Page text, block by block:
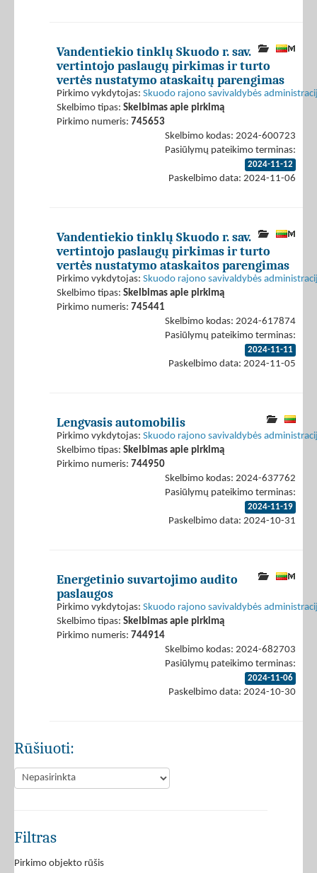
Vandentiekio tinklų Skuodo r. sav.
vertintojo paslaugų pirkimas ir turto
vertės nustatymo ataskaitų parengimas
Pirkimo vykdytojas: Skuodo rajono savivaldybės
Skelbimo tipas: Skelbimas apie pirkimą
Pirkimo numeris: 745653
Skelbimo kodas: 2024-600723
Pasiūlymų pateikimo terminas:
2024-11-12
Paskelbimo data: 2024-11-06
Vandentiekio tinklų Skuodo r. sav.
vertintojo paslaugų pirkimas ir turto
vertės nustatymo ataskaitos parengimas
Pirkimo vykdytojas: Skuodo rajono savivaldybės
Skelbimo tipas: Skelbimas apie pirkimą
Pirkimo numeris: 745441
Skelbimo kodas: 2024-617874
Pasiūlymų pateikimo terminas:
2024-11-11
Paskelbimo data: 2024-11-05
Lengvasis automobilis
Pirkimo vykdytojas: Skuodo rajono savivaldybės
Skelbimo tipas: Skelbimas apie pirkimą
Pirkimo numeris: 744950
Skelbimo kodas: 2024-637762
Pasiūlymų pateikimo terminas:
2024-11-19
Paskelbimo data: 2024-10-31
Energetinio suvartojimo audito
paslaugos
Pirkimo vykdytojas: Skuodo rajono savivaldybės
Skelbimo tipas: Skelbimas apie pirkimą
Pirkimo numeris: 744914
Skelbimo kodas: 2024-682703
Pasiūlymų pateikimo terminas:
2024-11-06
Paskelbimo data: 2024-10-30
Rūšiuoti:
Filtras
Pirkimo objekto rūšis